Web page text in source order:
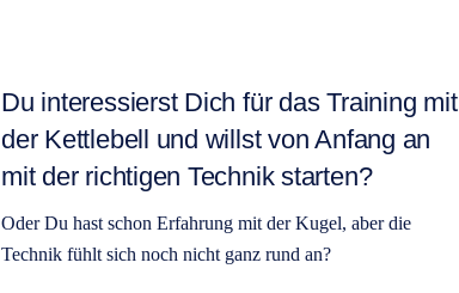
Du interessierst Dich für das Training mit
der Kettlebell und willst von Anfang an
mit der richtigen Technik starten?
Oder Du hast schon Erfahrung mit der Kugel, aber die
Technik fühlt sich noch nicht ganz rund an?